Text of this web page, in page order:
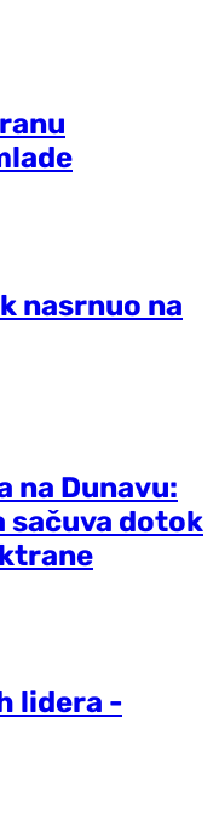
nasrnuo na
na Dunavu:
sačuva dotok
lidera -